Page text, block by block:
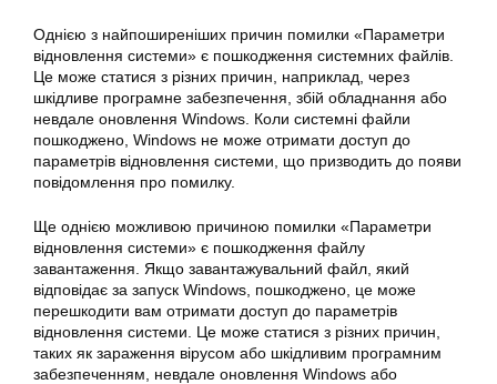
Однією з найпоширеніших причин помилки «Параметри
відновлення системи» є пошкодження системних файлів.
Це може статися з різних причин, наприклад, через
шкідливе програмне забезпечення, збій обладнання або
невдале оновлення Windows. Коли системні файли
пошкоджено, Windows не може отримати доступ до
параметрів відновлення системи , що призводить до появи
повідомлення про помилку.
Ще однією можливою причиною помилки «Параметри
відновлення системи» є пошкодження файлу
завантаження. Якщо завантажувальний файл, який
відповідає за запуск Windows, пошкоджено, це може
перешкодити вам отримати доступ до параметрів
відновлення системи. Це може статися з різних причин,
таких як зараження вірусом або шкідливим програмним
забезпеченням, невдале оновлення Windows або